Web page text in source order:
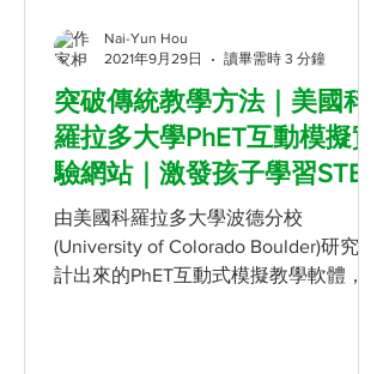
突破傳統教學方法｜美國科
羅拉多大學PhET互動模擬實
驗網站｜激發孩子學習STEM
動機
由美國科羅拉多大學波德分校
(University of Colorado Boulder)研究設
計出來的PhET互動式模擬教學軟體，內
Nai-Yun Hou
2021年9月29日
讀畢需時 3 分鐘